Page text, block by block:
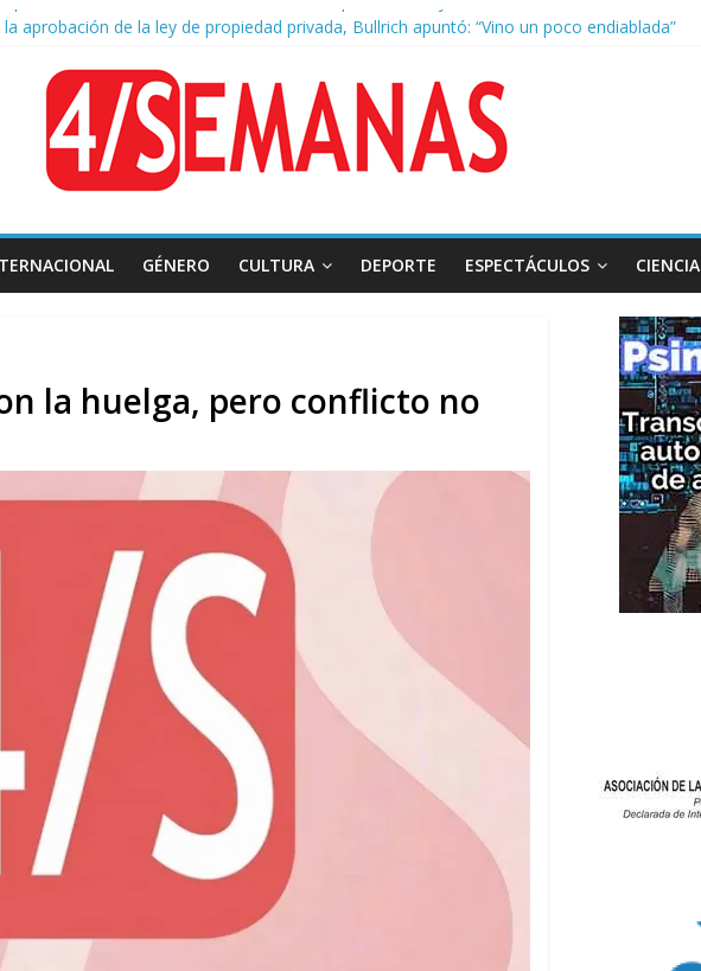
la aprobación de la ley de propiedad privada, Bullrich apuntó: “Vino un poco endiablada”
AFA: el juez Amarante calificó de “ficción judicial” el traslado del expediente a Campana
cuadras de La Bombonera chocaron un tren y un colectivo: siete heridos
de San Cayetano: masiva marcha a Plaza de Mayo de sindicatos y organizaciones sociales
GÉNERO CULTURA DEPORTE ESPECTÁCULOS CIENCIA
la huelga, pero conflicto no